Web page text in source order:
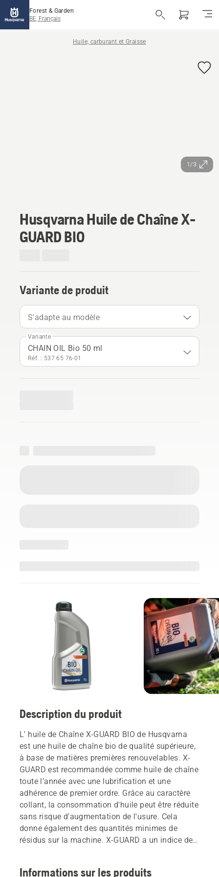
Forest & Garden
BE, Français
Huile, carburant et Graisse
1/3
Husqvarna Huile de Chaîne X-
GUARD BIO
Variante de produit
S'adapte au modèle
Variante
CHAIN OIL Bio 50 ml
Réf. : 537 65 76‑01
Description du produit
L' huile de Chaîne X-GUARD BIO de Husqvarna
est une huile de chaîne bio de qualité supérieure,
à base de matières premières renouvelables. X-
GUARD est recommandée comme huile de chaîne
toute l’année avec une lubrification et une
adhérence de premier ordre. Grâce au caractère
collant, la consommation d'huile peut être réduite
sans risque d'augmentation de l'usure. Cela
donne également des quantités minimes de
résidus sur la machine. X-GUARD a un indice de
Informations sur les produits